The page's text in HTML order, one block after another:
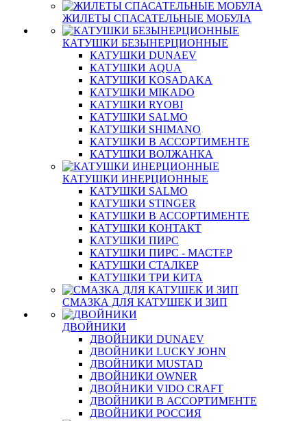
ЖИЛЕТЫ СПАСАТЕЛЬНЫЕ МОБУЛА
КАТУШКИ БЕЗЫНЕРЦИОННЫЕ
КАТУШКИ DUNAEV
КАТУШКИ AQUA
КАТУШКИ KOSADAKA
КАТУШКИ MIKADO
КАТУШКИ RYOBI
КАТУШКИ SALMO
КАТУШКИ SHIMANO
КАТУШКИ В АССОРТИМЕНТЕ
КАТУШКИ ВОЛЖАНКА
КАТУШКИ ИНЕРЦИОННЫЕ
КАТУШКИ SALMO
КАТУШКИ STINGER
КАТУШКИ В АССОРТИМЕНТЕ
КАТУШКИ КОНТАКТ
КАТУШКИ ПИРС
КАТУШКИ ПИРС - МАСТЕР
КАТУШКИ СТАЛКЕР
КАТУШКИ ТРИ КИТА
СМАЗКА ДЛЯ КАТУШЕК И ЗИП
ДВОЙНИКИ
ДВОЙНИКИ DUNAEV
ДВОЙНИКИ LUCKY JOHN
ДВОЙНИКИ MUSTAD
ДВОЙНИКИ OWNER
ДВОЙНИКИ VIDO CRAFT
ДВОЙНИКИ В АССОРТИМЕНТЕ
ДВОЙНИКИ РОССИЯ